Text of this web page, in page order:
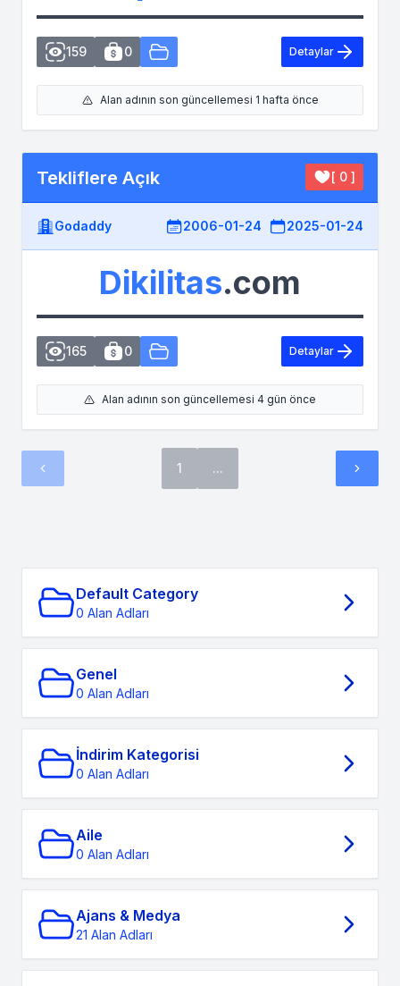
159 0 Detaylar
Alan adının son güncellemesi 1 hafta önce
Tekliflere Açık [ 0 ]
Godaddy 2006-01-24 2025-01-24
Dikilitas.com
165 0 Detaylar
Alan adının son güncellemesi 4 gün önce
1 ...
Default Category
0 Alan Adları
Genel
0 Alan Adları
İndirim Kategorisi
0 Alan Adları
Aile
0 Alan Adları
Ajans & Medya
21 Alan Adları